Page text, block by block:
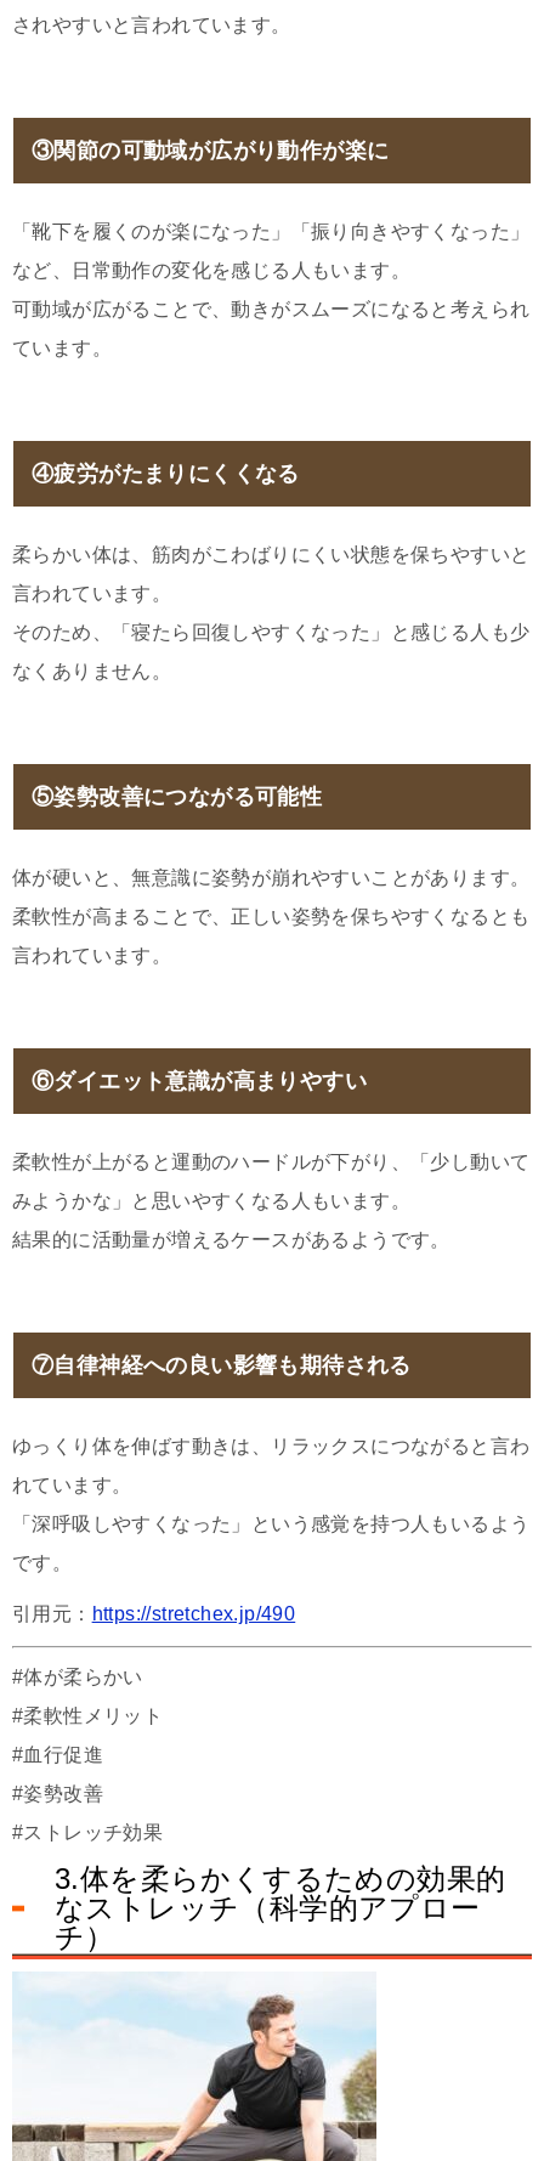
されやすいと言われています。
③関節の可動域が広がり動作が楽に
「靴下を履くのが楽になった」「振り向きやすくなった」
など、日常動作の変化を感じる人もいます。
可動域が広がることで、動きがスムーズになると考えられ
ています。
④疲労がたまりにくくなる
柔らかい体は、筋肉がこわばりにくい状態を保ちやすいと
言われています。
そのため、「寝たら回復しやすくなった」と感じる人も少
なくありません。
⑤姿勢改善につながる可能性
体が硬いと、無意識に姿勢が崩れやすいことがあります。
柔軟性が高まることで、正しい姿勢を保ちやすくなるとも
言われています。
⑥ダイエット意識が高まりやすい
柔軟性が上がると運動のハードルが下がり、「少し動いて
みようかな」と思いやすくなる人もいます。
結果的に活動量が増えるケースがあるようです。
⑦自律神経への良い影響も期待される
ゆっくり体を伸ばす動きは、リラックスにつながると言わ
れています。
「深呼吸しやすくなった」という感覚を持つ人もいるよう
です。
引用元： https://stretchex.jp/490
#体が柔らかい
#柔軟性メリット
#血行促進
#姿勢改善
#ストレッチ効果
3.体を柔らかくするための効果的
なストレッチ（科学的アプロー
チ）